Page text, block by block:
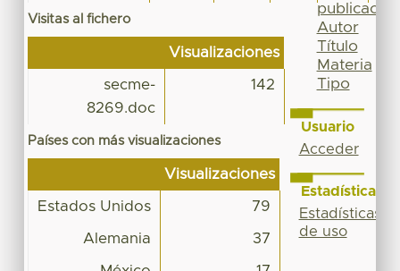
Visitas al fichero
Visualizaciones
secme-
8269.doc
142
Países con más visualizaciones
Visualizaciones
Estados Unidos 79
Alemania 37
publicación
Autor
Título
Materia
Tipo
Usuario
Acceder
Estadísticas
Estadísticas
de uso